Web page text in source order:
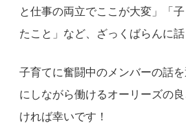
と仕事の両立でここが大変」「
たこと」など、ざっくばらんに話
子育てに奮闘中のメンバーの話
にしながら働けるオーリーズの
ければ幸いです！